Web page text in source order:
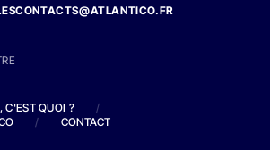
C'EST QUOI ?
/
/ CONTACT